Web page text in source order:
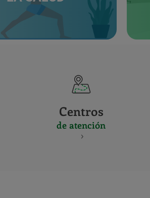
Centros
de atención